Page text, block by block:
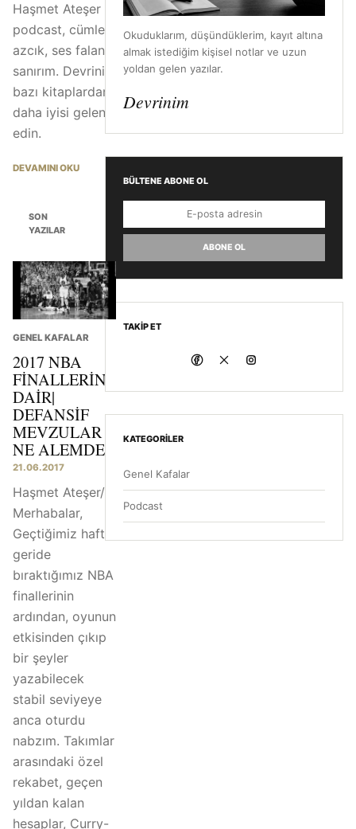
Haşmet Ateşer Podcast#1 İlk
podcast, cümleler devrildi
azcık, ses falan zamanla oturur
sanırım. Devrinim.com 'dan ve
bazı kitaplardan bahsettim,
daha iyisi gelene kadar idare
edin.
DEVAMINI OKU
SON
YAZILAR
GENEL KAFALAR
2017 NBA
FINALLERINE
DAIR|
DEFANSIF
MEVZULAR
NE ALEMDE?
21.06.2017
Haşmet Ateşer/
Merhabalar,
Geçtiğimiz hafta
geride
bıraktığımız NBA
finallerinin
ardından, oyunun
etkisinden çıkıp
bir şeyler
yazabilecek
stabil seviyeye
anca oturdu
nabzım. Takımlar
arasındaki özel
rekabet, geçen
yıldan kalan
hesaplar, Curry-
Okuduklarım, düşündüklerim, kayıt altına
almak istediğim kişisel notlar ve uzun
yoldan gelen yazılar.
Devrinim
BÜLTENE ABONE OL
ABONE OL
TAKIP ET
KATEGORILER
Genel Kafalar
Podcast